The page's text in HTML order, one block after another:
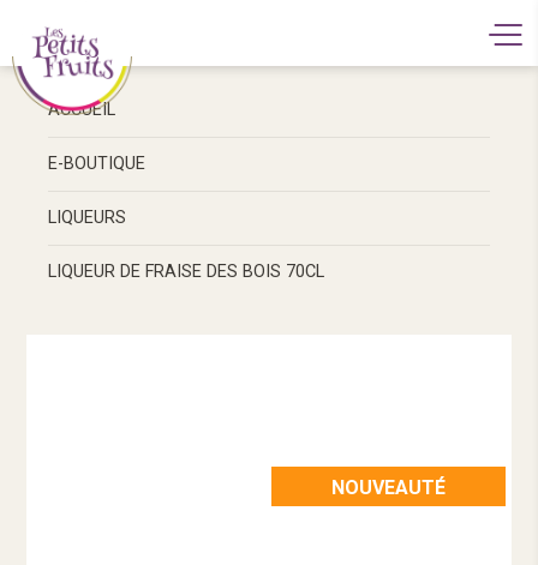
ACCUEIL
E-BOUTIQUE
LIQUEURS
LIQUEUR DE FRAISE DES BOIS 70CL
NOUVEAUTÉ